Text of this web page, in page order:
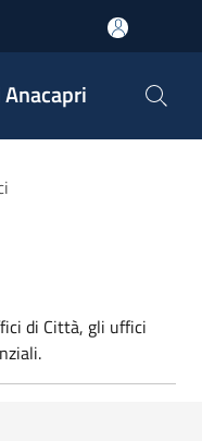
di Città, gli uffici